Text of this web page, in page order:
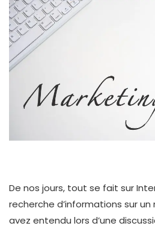
De nos jours, tout se fait sur
recherche d’informations sur
avez entendu lors d’une